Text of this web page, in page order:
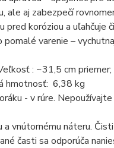
aj zabezpečí
koróziou a uľahčuje
varenie –
: ~31,5 cm priemer;
hmotnosť: 6,38 kg
- v rúre.
a vnútornému náteru.
časti sa odporúča